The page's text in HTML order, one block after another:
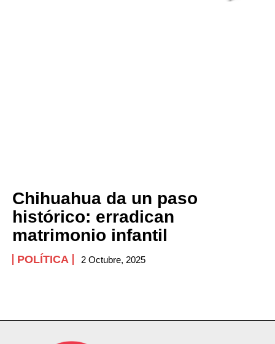
Chihuahua da un paso
histórico: erradican
matrimonio infantil
POLÍTICA 2 Octubre, 2025